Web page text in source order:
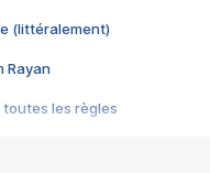
(littéralement)
Rayan
toutes les règles